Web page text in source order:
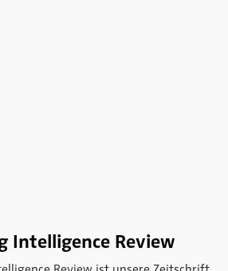
Intelligence Review